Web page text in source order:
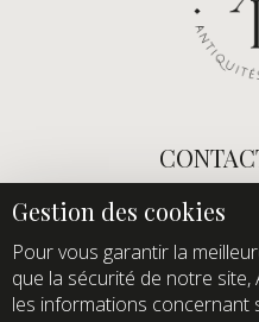
Tel :
+33
Domaine
Route
Pour vous garantir la
que la sécurité de notre
les informations concernant